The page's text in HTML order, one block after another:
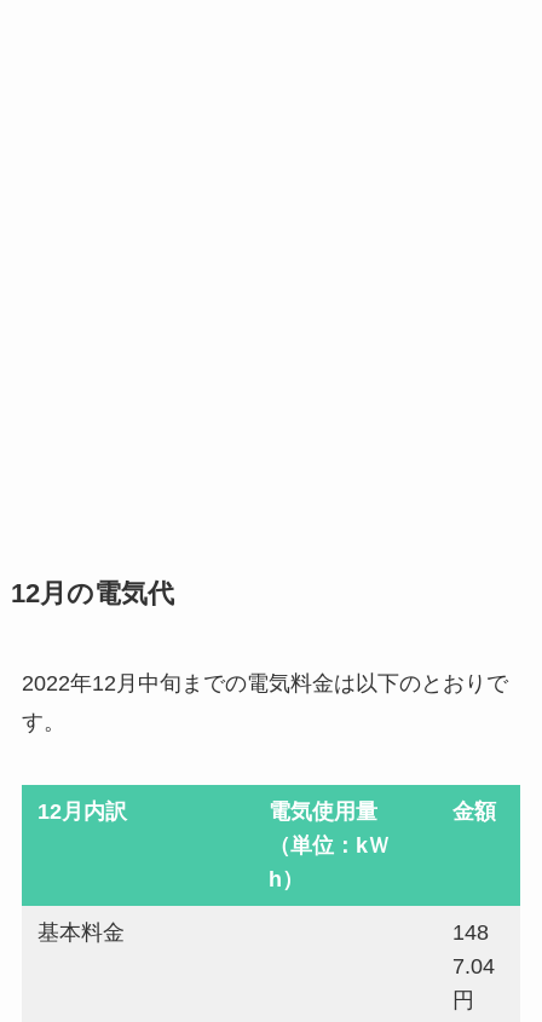
12月の電気代
2022年12月中旬までの電気料金は以下のとおりで
す。
12月内訳
電気使用量
（単位：kＷ
h）
金額
基本料金
148
7.04
円